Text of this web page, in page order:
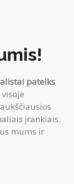
pateiks
įrankiais.
mums ir